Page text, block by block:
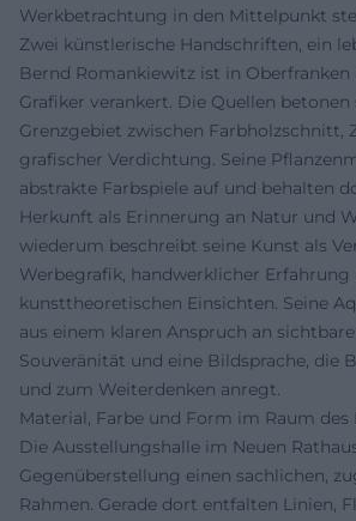
Werkbetrachtung in den Mittelpunkt
Zwei künstlerische Handschriften, ein
Bernd Romankiewitz ist in Oberfranken
Grafiker verankert. Die Quellen
Grenzgebiet zwischen Farbholzschnitt,
grafischer Verdichtung. Seine
abstrakte Farbspiele auf und behalten
Herkunft als Erinnerung an Natur und
wiederum beschreibt seine Kunst als
Werbegrafik, handwerklicher Erfahrung
kunsttheoretischen Einsichten. Seine
aus einem klaren Anspruch an
Souveränität und eine Bildsprache, die
und zum Weiterdenken anregt.
Material, Farbe und Form im Raum des
Die Ausstellungshalle im Neuen
Gegenüberstellung einen sachlichen,
Rahmen. Gerade dort entfalten Linien,